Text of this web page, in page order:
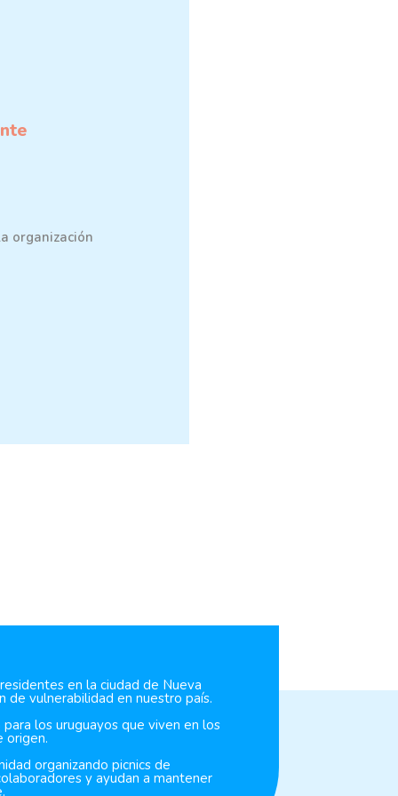
organización
en la ciudad de Nueva
de vulnerabilidad en nuestro país.
los uruguayos que viven en los
origen.
organizando picnics de
y ayudan a mantener